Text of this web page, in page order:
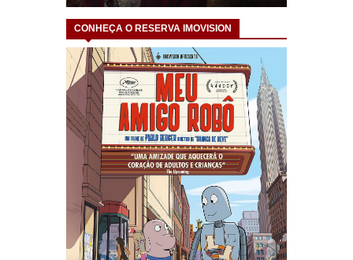
CONHEÇA O RESERVA IMOVISION